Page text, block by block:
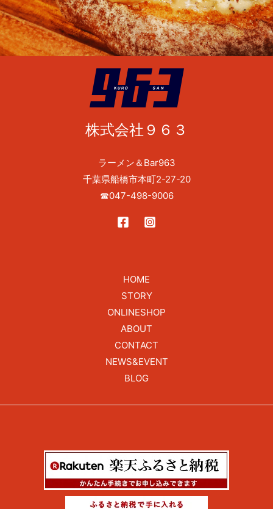
株式会社９６３
ラーメン＆Bar963
千葉県船橋市本町2-27-20
☎047-498-9006
HOME
STORY
ONLINESHOP
ABOUT
CONTACT
NEWS&EVENT
BLOG